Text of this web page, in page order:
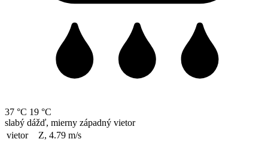
37 °C 19 °C
slabý dážď, mierny západný vietor
vietor
Z, 4.79 m/s